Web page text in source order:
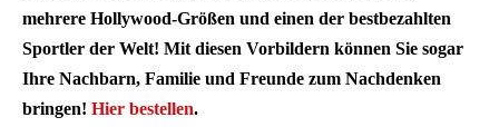
mehrere Hollywood-Größen und einen der bestbezahlten
Sportler der Welt! Mit diesen Vorbildern können Sie sogar
Ihre Nachbarn, Familie und Freunde zum Nachdenken
bringen! Hier bestellen.